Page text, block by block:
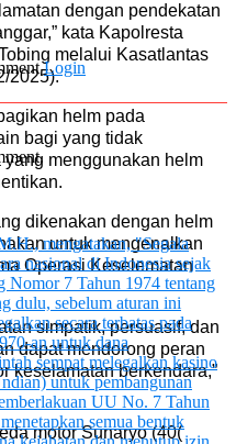
dengan pendekatan
kata Kapolresta
melalui Kasatlantas
2025).
helm pada
bagi yang tidak
menggunakan helm
dikenakan dengan helm
untuk mengenalkan
Operasi Keselematan
simpatik, persuasif, dan
dapat mendorong peran
keselamatan berkendara,”
motor Sunaryo (40(
Login